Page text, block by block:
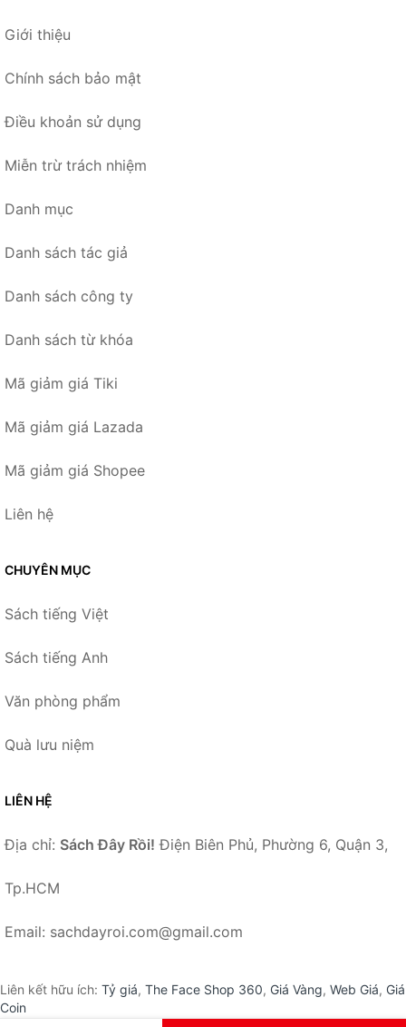
Giới thiệu
Chính sách bảo mật
Điều khoản sử dụng
Miễn trừ trách nhiệm
Danh mục
Danh sách tác giả
Danh sách công ty
Danh sách từ khóa
Mã giảm giá Tiki
Mã giảm giá Lazada
Mã giảm giá Shopee
Liên hệ
CHUYÊN MỤC
Sách tiếng Việt
Sách tiếng Anh
Văn phòng phẩm
Quà lưu niệm
LIÊN HỆ
Địa chỉ: Sách Đây Rồi! Điện Biên Phủ, Phường 6, Quận 3,
Tp.HCM
Email: sachdayroi.com@gmail.com
Liên kết hữu ích: Tỷ giá, The Face Shop 360, Giá Vàng, Web Giá, Giá
Coin